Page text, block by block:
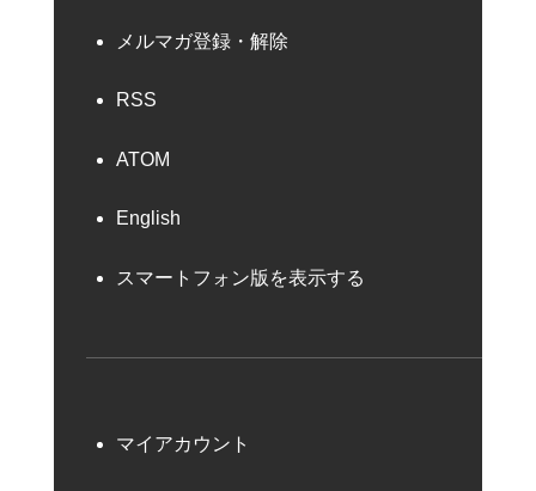
メルマガ登録・解除
RSS
ATOM
English
スマートフォン版を表示する
マイアカウント